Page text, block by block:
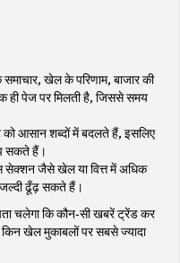
समाचार, खेल के परिणाम, बाजार की
ही पेज पर मिलती है, जिससे समय
को आसान शब्दों में बदलते हैं, इसलिए
सकते हैं।
जैसे खेल या वित्त में अधिक
ढूँढ़ सकते हैं।
चलेगा कि कौन‑सी खबरें ट्रेंड कर
किन खेल मुकाबलों पर सबसे ज्यादा